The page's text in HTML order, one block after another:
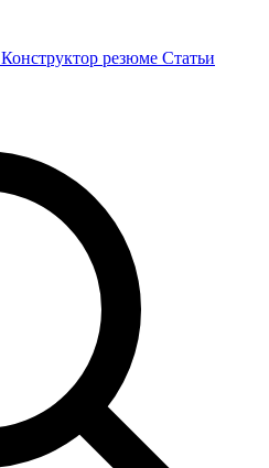
Конструктор резюме Статьи